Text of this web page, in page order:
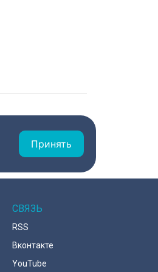
Принять
СВЯЗЬ
RSS
Вконтакте
YouTube